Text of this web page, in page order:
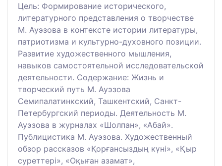
Цель: Формирование исторического,
литературного представления о творчестве
М. Ауэзова в контексте истории литературы,
патриотизма и культурно-духовного позиции.
Развитие художественного мышления,
навыков самостоятельной исследовательской
деятельности. Содержание: Жизнь и
творческий путь М. Ауэзова
Семипалатинкский, Ташкентский, Санкт-
Петербургский периоды. Деятельность М.
Ауэзова в журналах «Шолпан», «Абай».
Публицистика М. Ауэзова. Художественный
обзор рассказов «Қорғансыздың күні», «Қыр
суреттері», «Оқыған азамат»,